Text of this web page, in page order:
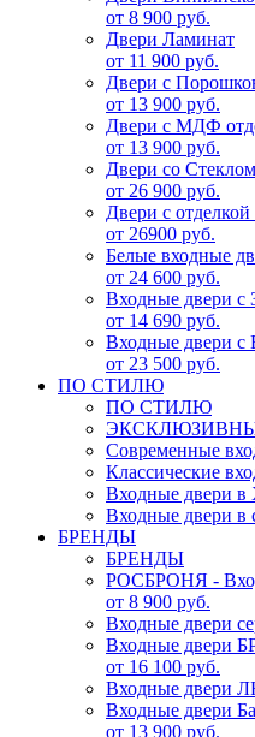
от 8 900 руб.
Двери Ламинат
от 11 900 руб.
Двери с
от 13 900 руб.
Двери с МДФ
от 13 900 руб.
Двери со
от 26 900 руб.
Двери с
от 26900 руб.
Белые входные
от 24 600 руб.
Входные двери с
от 14 690 руб.
Входные двери с
от 23 500 руб.
ПО СТИЛЮ
ПО СТИЛЮ
ЭКСКЛЮЗИВНЫЕ
Современные
Классические
Входные двери в
Входные двери в
БРЕНДЫ
БРЕНДЫ
РОСБРОНЯ -
от 8 900 руб.
Входные двери
Входные двери
от 16 100 руб.
Входные двери
Входные двери
от 13 900 руб.